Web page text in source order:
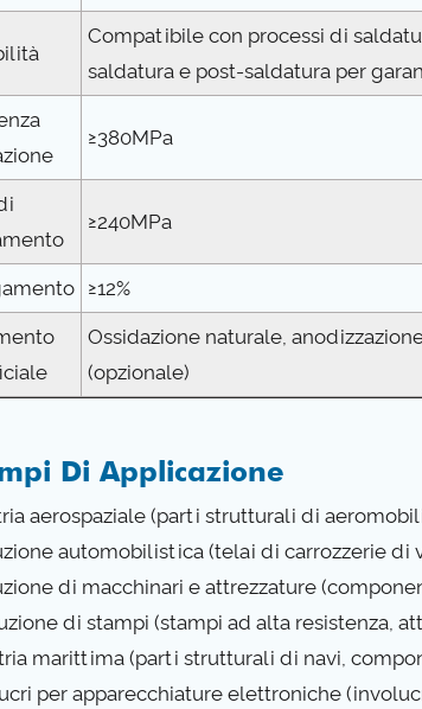
Compatibile con processi di
saldatura e post-saldatura per
≥380MPa
≥240MPa
≥12%
Ossidazione naturale,
(opzionale)
Di Applicazione
aerospaziale (parti strutturali di
automobilistica (telai di carrozzerie
di macchinari e attrezzature
di stampi (stampi ad alta resistenza,
marittima (parti strutturali di navi,
per apparecchiature elettroniche